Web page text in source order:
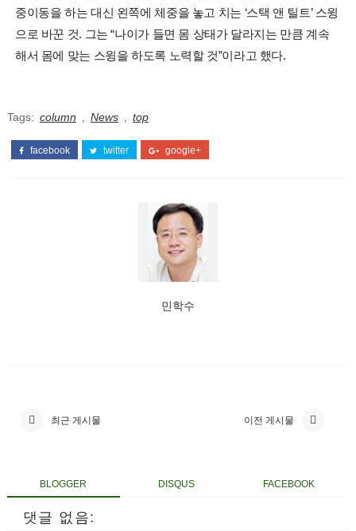
중이동을 하는 대신 왼쪽에 체중을 놓고 치는 ‘스택 앤 틸트’ 스윙
으로 바꾼 것. 그는 “나이가 들면 몸 상태가 달라지는 만큼 계속
해서 몸에 맞는 스윙을 하도록 노력할 것”이라고 했다.
Tags: column News top
facebook twitter google+
민학수
최근 게시물 이전 게시물
BLOGGER DISQUS FACEBOOK
댓글 없음: